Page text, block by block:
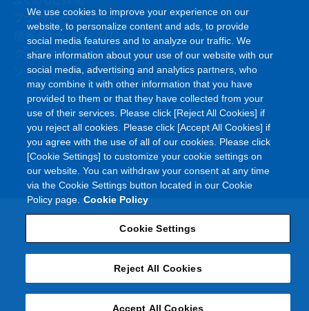
プライバシーポリシー
情報セキュリティポリシー
クッキーポリシー
ソーシャルメディアポリシー
Copyright© Asahi Kasei Corporation. All rights reserved
We use cookies to improve your experience on our
website, to personalize content and ads, to provide
social media features and to analyze our traffic. We
share information about your use of our website with our
social media, advertising and analytics partners, who
may combine it with other information that you have
provided to them or that they have collected from your
use of their services. Please click [Reject All Cookies] if
you reject all cookies. Please click [Accept All Cookies] if
you agree with the use of all of our cookies. Please click
[Cookie Settings] to customize your cookie settings on
our website. You can withdraw your consent at any time
via the Cookie Settings button located in our Cookie
Policy page. Cookie Policy
Cookie Settings
Reject All Cookies
Accept All Cookies